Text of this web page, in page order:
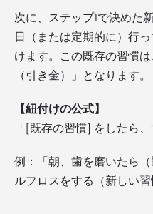
次に、ステップ1で決めた
日（または定期的に）行
けます。この既存の習慣
（引き金）」となります。
【紐付けの公式】
「[既存の習慣] をしたら
例：「朝、歯を磨いたら
ルフロスをする（新しい習